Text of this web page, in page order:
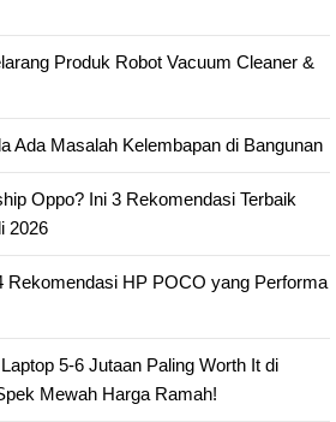
Produk Robot Vacuum Cleaner &
Ada Masalah Kelembapan di Bangunan
Oppo? Ini 3 Rekomendasi Terbaik
2026
Rekomendasi HP POCO yang Performa
5-6 Jutaan Paling Worth It di
Mewah Harga Ramah!